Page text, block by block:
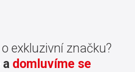
exkluzivní značku?
domluvíme se